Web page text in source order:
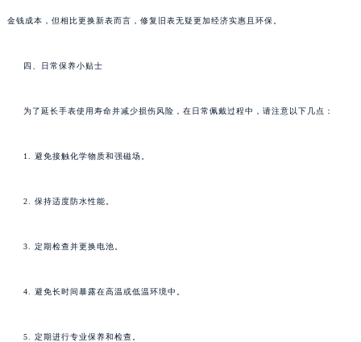
金钱成本，但相比更换新表而言，修复旧表无疑更加经济实惠且环保。
四、日常保养小贴士
为了延长手表使用寿命并减少损伤风险，在日常佩戴过程中，请注意以下几点：
1. 避免接触化学物质和强磁场。
2. 保持适度防水性能。
3. 定期检查并更换电池。
4. 避免长时间暴露在高温或低温环境中。
5. 定期进行专业保养和检查。